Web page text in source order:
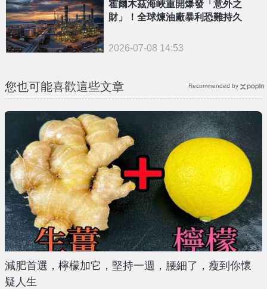
霍爾木茲海峽重開爆發「意外之
財」！全球煉油廠暴利恐難持久
2026-07-08 14:53
您也可能喜歡這些文章
減肥首選，檸檬加它，堅持一週，腰細了，瘦到你懷
疑人生
Recommended by